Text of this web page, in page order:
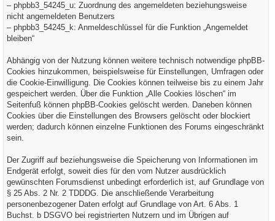
– phpbb3_54245_u: Zuordnung des angemeldeten beziehungsweise
nicht angemeldeten Benutzers
– phpbb3_54245_k: Anmeldeschlüssel für die Funktion „Angemeldet
bleiben“
Abhängig von der Nutzung können weitere technisch notwendige phpBB-
Cookies hinzukommen, beispielsweise für Einstellungen, Umfragen oder
die Cookie-Einwilligung. Die Cookies können teilweise bis zu einem Jahr
gespeichert werden. Über die Funktion „Alle Cookies löschen“ im
Seitenfuß können phpBB-Cookies gelöscht werden. Daneben können
Cookies über die Einstellungen des Browsers gelöscht oder blockiert
werden; dadurch können einzelne Funktionen des Forums eingeschränkt
sein.
Der Zugriff auf beziehungsweise die Speicherung von Informationen im
Endgerät erfolgt, soweit dies für den vom Nutzer ausdrücklich
gewünschten Forumsdienst unbedingt erforderlich ist, auf Grundlage von
§ 25 Abs. 2 Nr. 2 TDDDG. Die anschließende Verarbeitung
personenbezogener Daten erfolgt auf Grundlage von Art. 6 Abs. 1
Buchst. b DSGVO bei registrierten Nutzern und im Übrigen auf